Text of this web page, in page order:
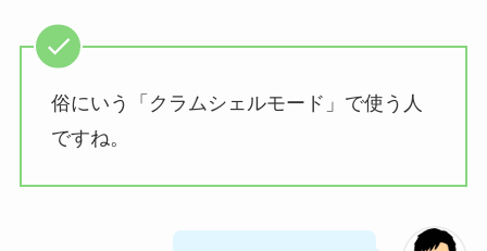
俗にいう「クラムシェルモード」で使う人
ですね。